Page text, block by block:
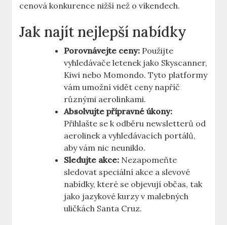
cenová konkurence nižší než o víkendech.
Jak najít nejlepší nabídky
Porovnávejte ceny: Použijte
vyhledávače letenek jako Skyscanner,
Kiwi nebo Momondo. Tyto platformy
vám umožní vidět ceny napříč
různými aerolinkami.
Absolvujte přípravné úkony:
Přihlašte se k odběru newsletterů od
aerolinek a vyhledávacích portálů,
aby vám nic neuniklo.
Sledujte akce: Nezapomeňte
sledovat speciální akce a slevové
nabídky, které se objevují občas, tak
jako jazykové kurzy v malebných
uličkách Santa Cruz.